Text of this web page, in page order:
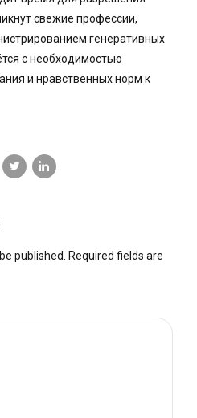
свежие профессии,
генеративных
с необходимостью
и нравственных норм к
published. Required fields are